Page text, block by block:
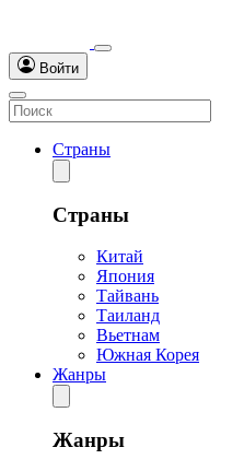
Войти
Страны
Страны
Китай
Япония
Тайвань
Таиланд
Вьетнам
Южная Корея
Жанры
Жанры